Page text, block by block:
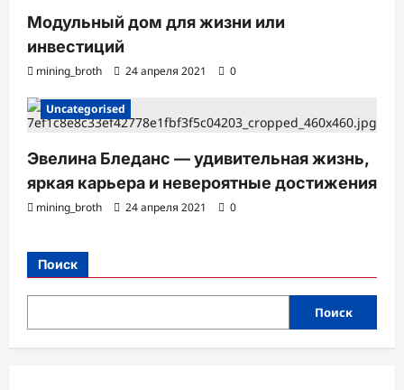
Модульный дом для жизни или
инвестиций
mining_broth 24 апреля 2021 0
Uncategorised
Эвелина Бледанс — удивительная жизнь,
яркая карьера и невероятные достижения
mining_broth 24 апреля 2021 0
Поиск
Поиск